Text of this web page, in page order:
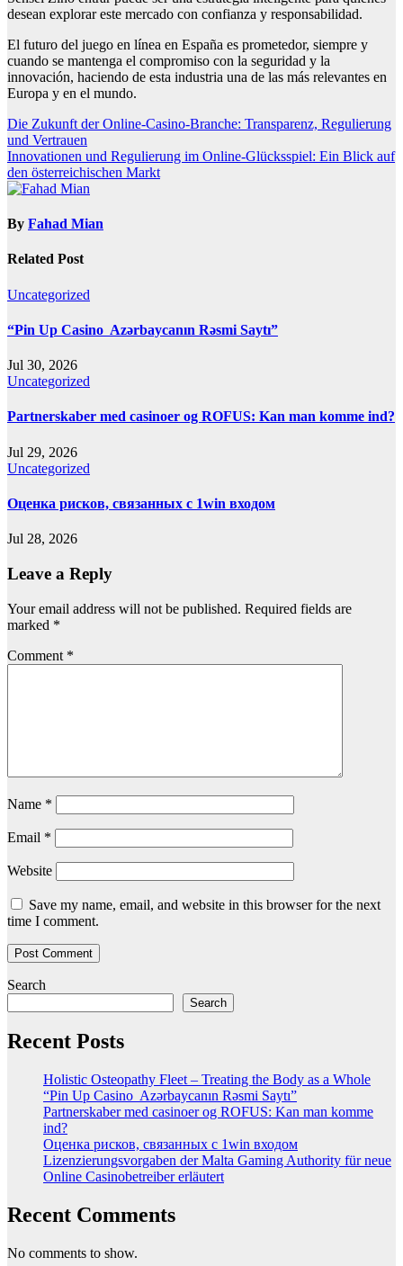
desean explorar este mercado con confianza y responsabilidad.
El futuro del juego en línea en España es prometedor, siempre y
cuando se mantenga el compromiso con la seguridad y la
innovación, haciendo de esta industria una de las más relevantes en
Europa y en el mundo.
Post
navigation
Die Zukunft der Online-Casino-Branche: Transparenz, Regulierung
und Vertrauen
Innovationen und Regulierung im Online-Glücksspiel: Ein Blick auf
den österreichischen Markt
By Fahad Mian
Related Post
Uncategorized
“Pin Up Casino ️ Azərbaycanın Rəsmi Saytı”
Jul 30, 2026
Uncategorized
Partnerskaber med casinoer og ROFUS: Kan man komme ind?
Jul 29, 2026
Uncategorized
Оценка рисков, связанных с 1win входом
Jul 28, 2026
Leave a Reply
Your email address will not be published. Required fields are
marked *
Comment *
Name *
Email *
Website
Save my name, email, and website in this browser for the next
time I comment.
Search
Search
Recent Posts
Holistic Osteopathy Fleet – Treating the Body as a Whole
“Pin Up Casino ️ Azərbaycanın Rəsmi Saytı”
Partnerskaber med casinoer og ROFUS: Kan man komme
ind?
Оценка рисков, связанных с 1win входом
Lizenzierungsvorgaben der Malta Gaming Authority für neue
Online Casinobetreiber erläutert
Recent Comments
No comments to show.